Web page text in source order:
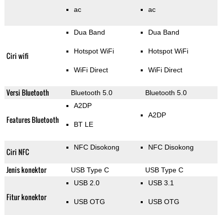
ac ac
Ciri wifi
Dua Band
Hotspot WiFi
WiFi Direct
Dua Band
Hotspot WiFi
WiFi Direct
Versi Bluetooth Bluetooth 5.0 Bluetooth 5.0
Features Bluetooth
A2DP
BT LE
A2DP
Ciri NFC NFC Disokong NFC Disokong
Jenis konektor USB Type C USB Type C
Fitur konektor
USB 2.0
USB OTG
USB 3.1
USB OTG